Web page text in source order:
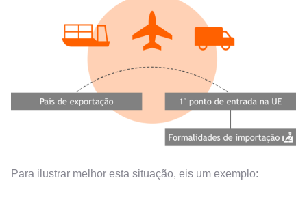
Para ilustrar melhor esta situação, eis um exemplo: